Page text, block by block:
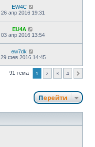
EW4C
26 апр 2016 19:31
EU4A
03 апр 2016 13:54
ew7dk
29 фев 2016 14:45
91 тема 1 2 3 4
Перейти